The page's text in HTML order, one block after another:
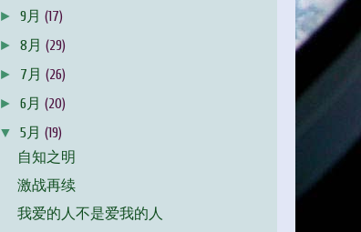
►9月(17)
►8月(29)
► 7月(26)
►6月(20)
▼5月(19)
自知之明
激战再续
我爱的人不是爱我的人